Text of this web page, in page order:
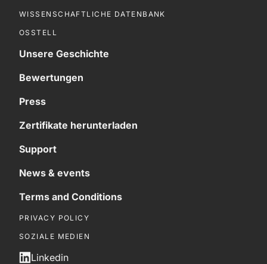
WISSENSCHAFTLICHE DATENBANK
OSSTELL
Unsere Geschichte
Bewertungen
Press
Zertifikate herunterladen
Support
News & events
Terms and Conditions
PRIVACY POLICY
SOZIALE MEDIEN
Linkedin